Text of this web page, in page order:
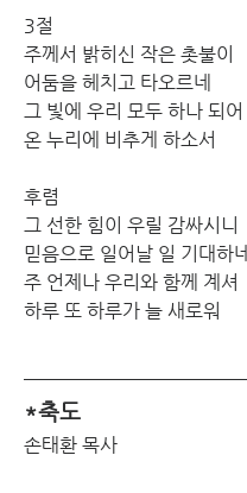
3절
주께서 밝히신 작은 촛불이
어둠을 헤치고 타오르네
그 빛에 우리 모두 하나 되어
온 누리에 비추게 하소서
후렴
그 선한 힘이 우릴 감싸시니
믿음으로 일어날 일 기대하네
주 언제나 우리와 함께 계셔
하루 또 하루가 늘 새로워
*축도
손태환 목사